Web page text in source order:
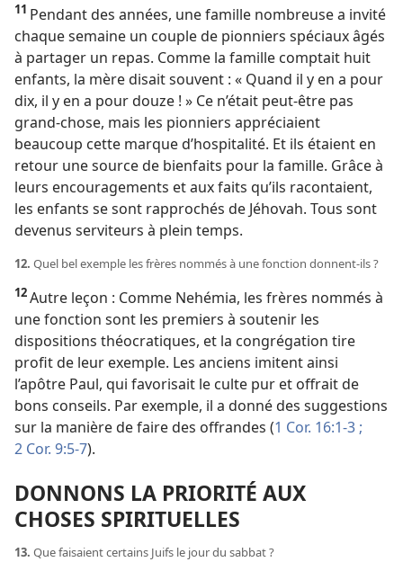
11 Pendant des années, une famille nombreuse a invité
chaque semaine un couple de pionniers spéciaux âgés
à partager un repas. Comme la famille comptait huit
enfants, la mère disait souvent : « Quand il y en a pour
dix, il y en a pour douze ! » Ce n’était peut-être pas
grand-chose, mais les pionniers appréciaient
beaucoup cette marque d’hospitalité. Et ils étaient en
retour une source de bienfaits pour la famille. Grâce à
leurs encouragements et aux faits qu’ils racontaient,
les enfants se sont rapprochés de Jéhovah. Tous sont
devenus serviteurs à plein temps.
12. Quel bel exemple les frères nommés à une fonction donnent-ils ?
12Autre leçon : Comme Nehémia, les frères nommés à
une fonction sont les premiers à soutenir les
dispositions théocratiques, et la congrégation tire
profit de leur exemple. Les anciens imitent ainsi
l’apôtre Paul, qui favorisait le culte pur et offrait de
bons conseils. Par exemple, il a donné des suggestions
sur la manière de faire des offrandes (1 Cor. 16:1-3 ;
2 Cor. 9:5-7).
DONNONS LA PRIORITÉ AUX
CHOSES SPIRITUELLES
13. Que faisaient certains Juifs le jour du sabbat ?